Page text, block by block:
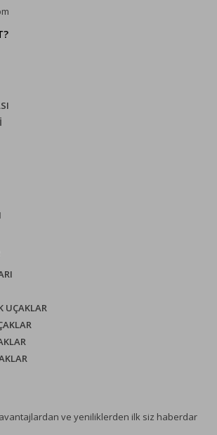
UÇAKLAR
ve yeniliklerden ilk siz haberdar